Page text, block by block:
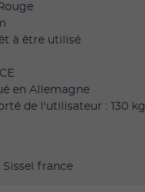
à être utilisé
en Allemagne
de l'utilisateur : 130 kg
Sissel france